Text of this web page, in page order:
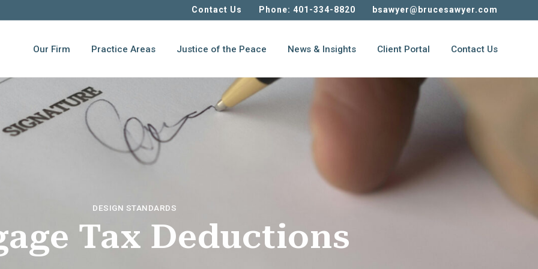
Contact Us Phone: 401-334-8820 bsawyer@brucesawyer.com
Our Firm Practice Areas Justice of the Peace News & Insights Client Portal Contact Us
DESIGN STANDARDS
Tax Deductions